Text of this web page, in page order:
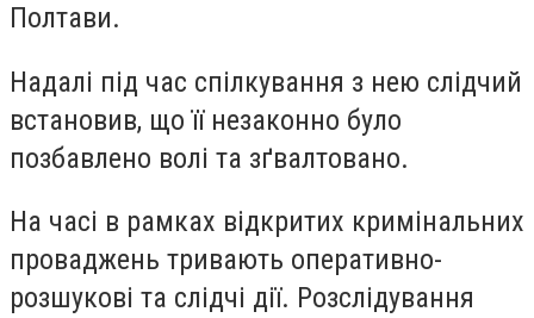
Полтави.
Надалі під час спілкування з нею слідчий
встановив, що її незаконно було
позбавлено волі та зґвалтовано.
На часі в рамках відкритих кримінальних
проваджень тривають оперативно-
розшукові та слідчі дії. Розслідування